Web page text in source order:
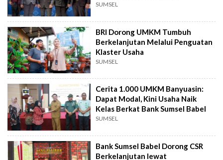
SUMSEL
BRI Dorong UMKM Tumbuh
Berkelanjutan Melalui Penguatan
Klaster Usaha
SUMSEL
Cerita 1.000 UMKM Banyuasin:
Dapat Modal, Kini Usaha Naik
Kelas Berkat Bank Sumsel Babel
SUMSEL
Bank Sumsel Babel Dorong CSR
Berkelanjutan lewat